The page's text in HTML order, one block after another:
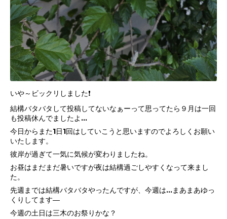
いや～ビックリしました❗
結構バタバタして投稿してないなぁーって思ってたら９月は一回
も投稿休んでましたよ...
今日からまた1日1回はしていこうと思いますのでよろしくお願い
いたします。
彼岸が過ぎて一気に気候が変わりましたね。
お昼はまだまだ暑いですが夜は結構過ごしやすくなって来まし
た。
先週までは結構バタバタやったんですが、今週は…まあまあゆっ
くりしてます―
今週の土日は三木のお祭りかな？